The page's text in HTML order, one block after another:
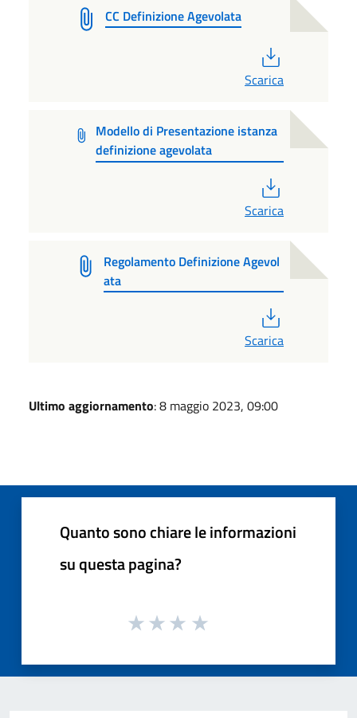
CC Definizione Agevolata
Scarica
Modello di Presentazione istanza
definizione agevolata
Scarica
Regolamento Definizione Agevol
ata
Scarica
Ultimo aggiornamento: 8 maggio 2023, 09:00
Quanto sono chiare le informazioni
su questa pagina?